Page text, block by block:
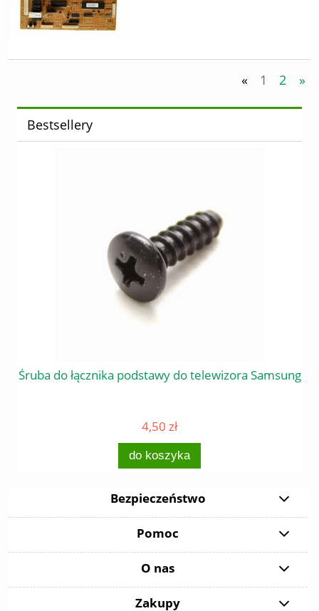
« 1 2 »
Bestsellery
Śruba do łącznika podstawy do telewizora Samsung
4,50 zł
do koszyka
Bezpieczeństwo
Pomoc
O nas
Zakupy